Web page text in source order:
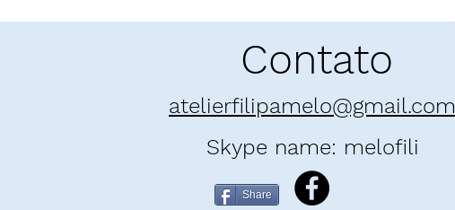
Contato
atelierfilipamelo@gmail.com
Skype name: melofili
Share